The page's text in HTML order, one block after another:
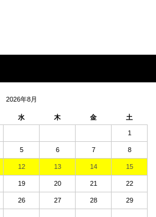
2026年8月
水 木 金 土
1
5 6 7 8
12 13 14 15
19 20 21 22
26 27 28 29